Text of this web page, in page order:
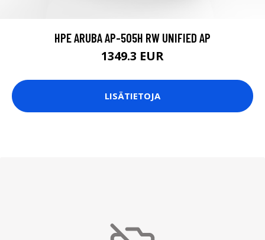
HPE ARUBA AP-505H RW UNIFIED AP
1349.3 EUR
LISÄTIETOJA